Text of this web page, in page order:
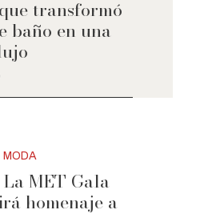
transformó
baño en una
MODA
La MET Gala
homenaje a